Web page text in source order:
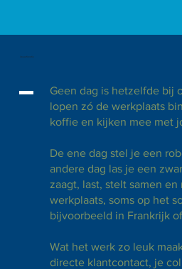
Jouw functie
Geen dag is hetzelfde bij
lopen zó de werkplaats
koffie en kijken mee met
De ene dag stel je een
andere dag las je een
zaagt, last, stelt samen
werkplaats, soms op het
bijvoorbeeld in Frankrijk
Wat het werk zo leuk
directe klantcontact, je